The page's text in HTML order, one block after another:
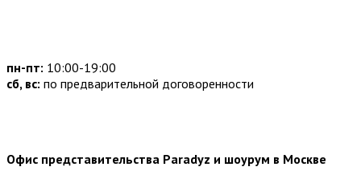
пн-пт: 10:00-19:00
сб, вс: по предварительной договоренности
Офис представительства Paradyz и шоурум в Москве